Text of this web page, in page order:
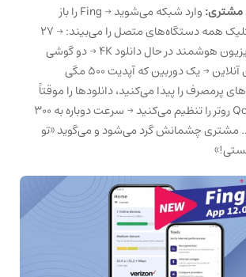
مشتری:
وارد شبکه می‌شوید → Fing را باز
می‌کنید → با یک کلیک همه دستگاه‌های متصل را می‌بیند: → ۲۷
دستگاه → یک تلویزیون هوشمند در حال دانلود ۴K → دو گوشی
بچه‌ها در حال بازی آنلاین → یک دوربین که آپدیت ۵۰۰ مگی
پرمصرف را پیدا می‌کنید، دانلودها را موقتاً
قطع می‌کنید یا QoS روتر را تنظیم می‌کنید → سرعت دوباره به ۳۰۰
مشتری چشمانش گرد می‌شود و می‌گوید «تو